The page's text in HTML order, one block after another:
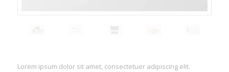
Lorem ipsum dolor sit amet, consectetuer adipiscing elit.